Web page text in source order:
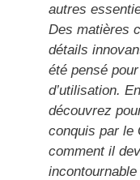
autres
Des matières
détails
été pensé
d’utilisation.
découvrez
conquis par le
comment il